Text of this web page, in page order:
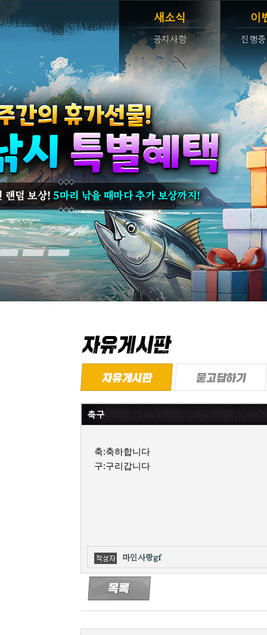
새소식
공지사항
이
진행
축구
축:축하합니다
구:구리갑니다
마인사랑gf